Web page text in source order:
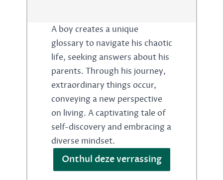
A boy creates a unique
glossary to navigate his chaotic
life, seeking answers about his
parents. Through his journey,
extraordinary things occur,
conveying a new perspective
on living. A captivating tale of
self-discovery and embracing a
diverse mindset.
Onthul deze verrassing